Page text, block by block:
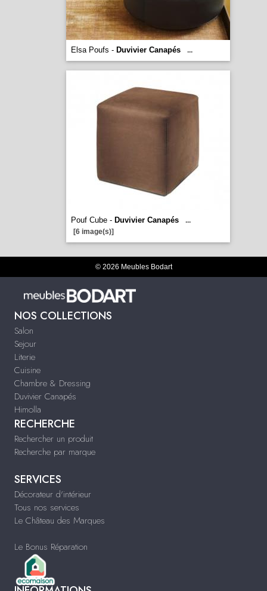
Elsa Poufs - Duvivier Canapés ...
Pouf Cube - Duvivier Canapés
...
[6 image(s)]
© 2026 Meubles Bodart
NOS COLLECTIONS
Salon
Sejour
Literie
Cuisine
Chambre & Dressing
Duvivier Canapés
Himolla
RECHERCHE
Rechercher un produit
Recherche par marque
SERVICES
Décorateur d'intérieur
Tous nos services
Le Château des Marques
Le Bonus Réparation